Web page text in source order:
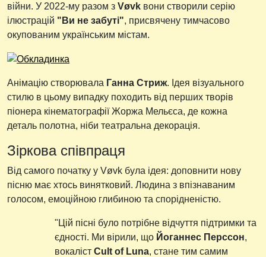
війни. У 2022-му разом з Vøvk вони створили серію
ілюстрацій "Ви не забуті", присвячену тимчасово
окупованим українським містам.
Анімацію створювала Ганна Стриж. Ідея візуального
стилю в цьому випадку походить від перших творів
піонера кінематографії Жоржа Мельєса, де кожна
деталь полотна, ніби театральна декорація.
Зіркова співпраця
Від самого початку у Vøvk була ідея: доповнити нову
пісню має хтось винятковий. Людина з впізнаваним
голосом, емоційною глибиною та спорідненістю.
"Цій пісні було потрібне відчуття підтримки та
єдності. Ми вірили, що Йоганнес Перссон,
вокаліст Cult of Luna, стане тим самим